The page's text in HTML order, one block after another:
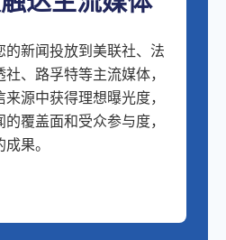
的新闻投放到美联社、法
、路孚特等主流媒体，
源中获得理想曝光度，
覆盖面和受众参与度，
果。